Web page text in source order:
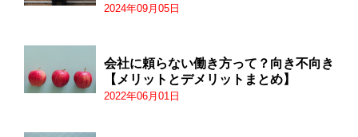
2024年09月05日
会社に頼らない働き方って？向き不向き
【メリットとデメリットまとめ】
2022年06月01日